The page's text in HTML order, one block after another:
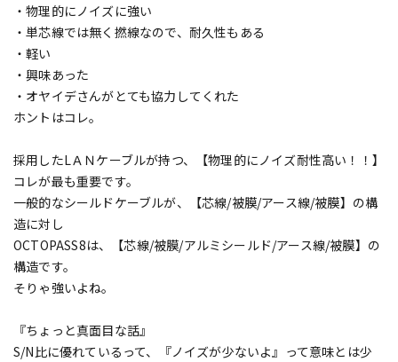
・物理的にノイズに強い
・単芯線では無く撚線なので、耐久性もある
・軽い
・興味あった
・オヤイデさんがとても協力してくれた
ホントはコレ。
採用したLＡＮケーブルが持つ、【物理的にノイズ耐性高い！！】
コレが最も重要です。
一般的なシールドケーブルが、【芯線/被膜/アース線/被膜】の構
造に対し
OCTOPASS8は、【芯線/被膜/アルミシールド/アース線/被膜】の
構造です。
そりゃ強いよね。
『ちょっと真面目な話』
S/N比に優れているって、『ノイズが少ないよ』って意味とは少